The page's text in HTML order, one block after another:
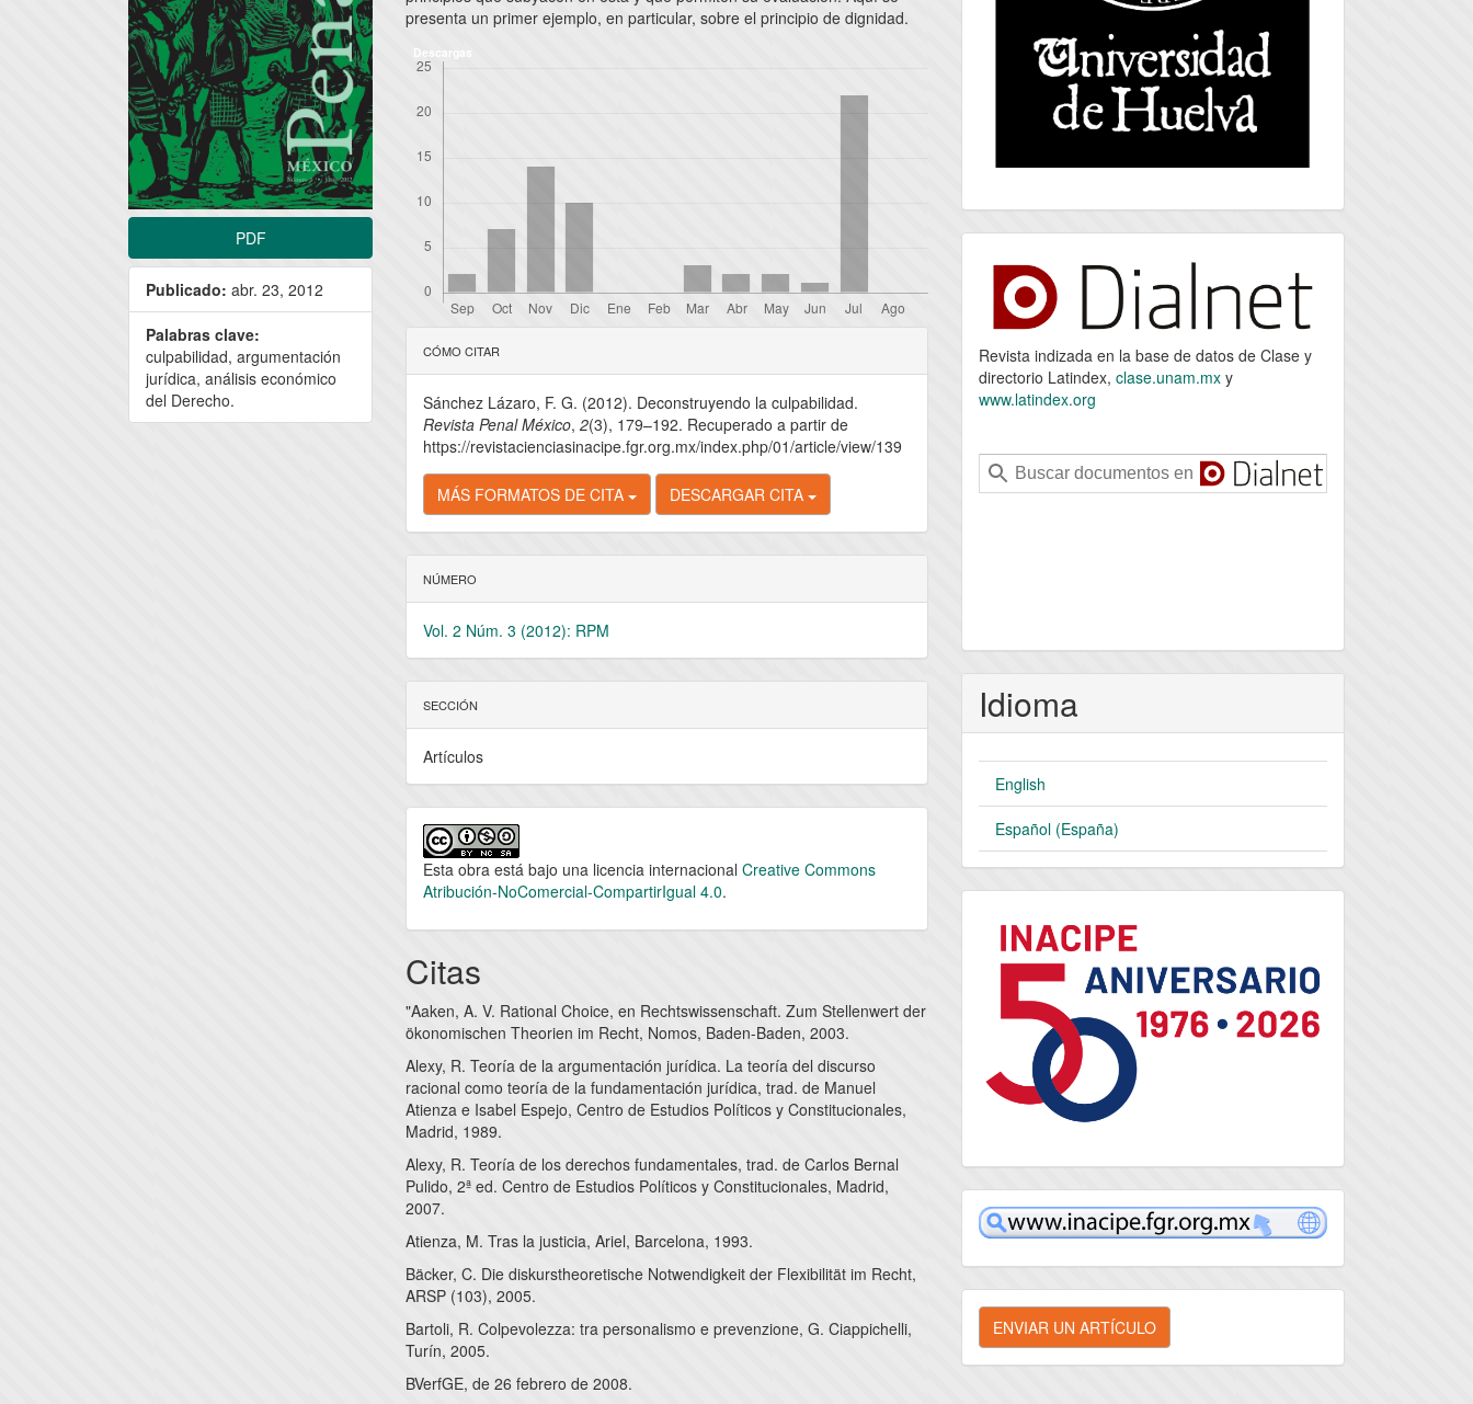
PDF
Publicado: abr. 23, 2012
Palabras clave:
culpabilidad, argumentación
jurídica, análisis económico
del Derecho.
presenta un primer ejemplo, en particular, sobre el principio de dignidad.
Descargas
Detalles
del
artículo
CÓMO CITAR
Sánchez Lázaro, F. G. (2012). Deconstruyendo la culpabilidad.
Revista Penal México,2(3), 179–192. Recuperado a partir de
https://revistacienciasinacipe.fgr.org.mx/index.php/01/article/view/139
MÁS FORMATOS DE CITA DESCARGAR CITA
NÚMERO
Vol. 2 Núm. 3 (2012): RPM
SECCIÓN
Artículos
Esta obra está bajo una licencia internacionalCreative Commons
Atribución-NoComercial-CompartirIgual 4.0.
Citas
"Aaken, A. V. Rational Choice, en Rechtswissenschaft. Zum Stellenwert der
ökonomischen Theorien im Recht, Nomos, Baden-Baden, 2003.
Alexy, R. Teoría de la argumentación jurídica. La teoría del discurso
racional como teoría de la fundamentación jurídica, trad. de Manuel
Atienza e Isabel Espejo, Centro de Estudios Políticos y Constitucionales,
Madrid, 1989.
Alexy, R. Teoría de los derechos fundamentales, trad. de Carlos Bernal
Pulido, 2ª ed. Centro de Estudios Políticos y Constitucionales, Madrid,
2007.
Atienza, M. Tras la justicia, Ariel, Barcelona, 1993.
Bäcker, C. Die diskurstheoretische Notwendigkeit der Flexibilität im Recht,
ARSP (103), 2005.
Bartoli, R. Colpevolezza: tra personalismo e prevenzione, G. Ciappichelli,
Turín, 2005.
BVerfGE, de 26 febrero de 2008.
index
Revista indizada en la base de datos de Clase y
directorio Latindex, clase.unam.mx y
www.latindex.org
Idioma
English
Español (España)
logo
inacipe
Enviar
un
artículo
ENVIAR UN ARTÍCULO